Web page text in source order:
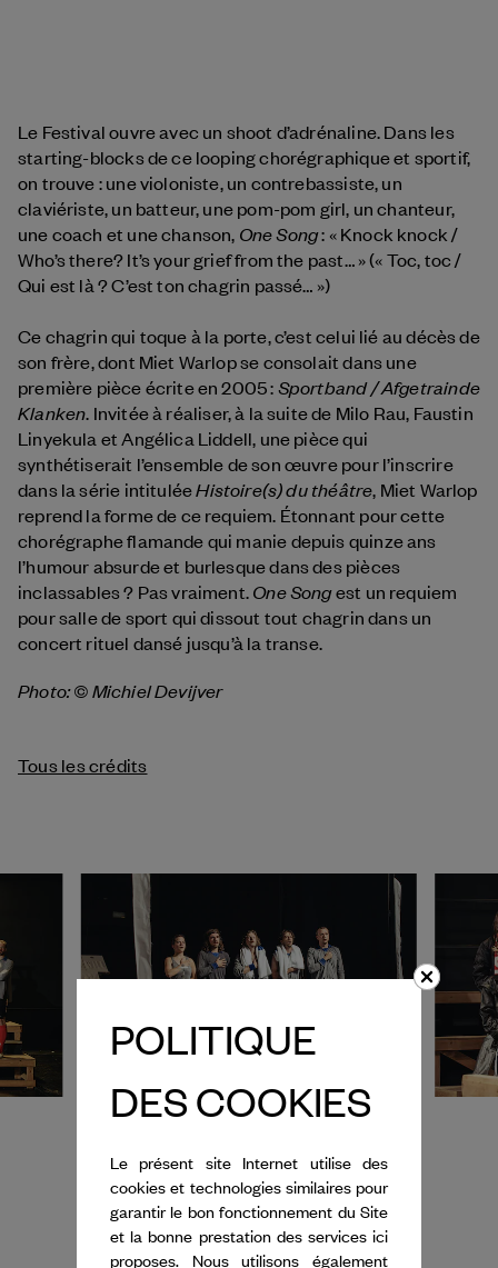
Le Festival ouvre avec un shoot d’adrénaline. Dans les
starting-blocks de ce looping chorégraphique et sportif,
on trouve : une violoniste, un contrebassiste, un
claviériste, un batteur, une pom-pom girl, un chanteur,
une coach et une chanson, One Song: « Knock knock /
Who’s there? It’s your grief from the past… » (« Toc, toc /
Qui est là ? C’est ton chagrin passé… »)
Ce chagrin qui toque à la porte, c’est celui lié au décès de
son frère, dont Miet Warlop se consolait dans une
première pièce écrite en 2005 : Sportband / Afgetrainde
Klanken . Invitée à réaliser, à la suite de Milo Rau, Faustin
Linyekula et Angélica Liddell, une pièce qui
synthétiserait l’ensemble de son œuvre pour l’inscrire
dans la série intituléeHistoire(s) du théâtre , Miet Warlop
reprend la forme de ce requiem. Étonnant pour cette
chorégraphe flamande qui manie depuis quinze ans
l’humour absurde et burlesque dans des pièces
inclassables ? Pas vraiment. One Songest un requiem
pour salle de sport qui dissout tout chagrin dans un
concert rituel dansé jusqu’à la transe.
Photo: © Michiel Devijver
Tous les crédits
One Song by Miet Warlop © Michiel
Devijver
POLITIQUE
DES COOKIES
Le présent site Internet utilise des
cookies et technologies similaires pour
garantir le bon fonctionnement du Site
et la bonne prestation des services ici
proposes. Nous utilisons également